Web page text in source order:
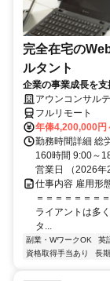
完全在宅の
ルタント
企業の事業成長を
アウンコンサル
フルリモート
年俸4,200,000円
勤務時間詳細 総
160時間 9:00～
営業日 （2026年
仕事内容 雇用形
＝＝＝＝＝＝＝
ライアントは多
タ...
副業・WワークOK 英
資格取得手当あり
長